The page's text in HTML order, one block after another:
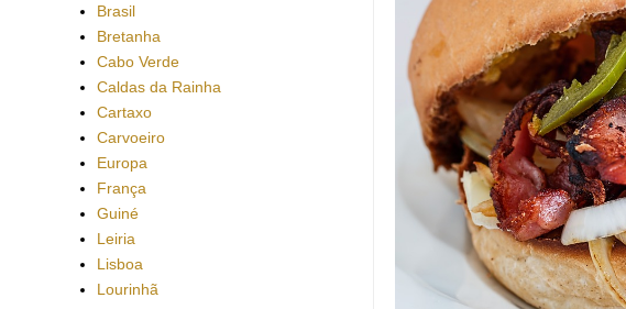
Brasil
Bretanha
Cabo Verde
Caldas da Rainha
Cartaxo
Carvoeiro
Europa
França
Guiné
Leiria
Lisboa
Lourinhã